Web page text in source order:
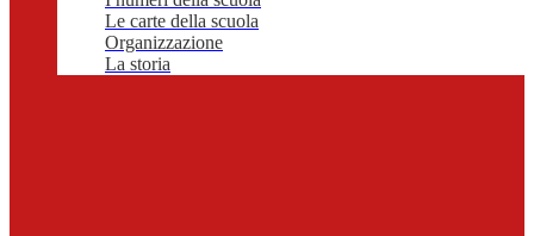
Le carte della scuola
Organizzazione
La storia